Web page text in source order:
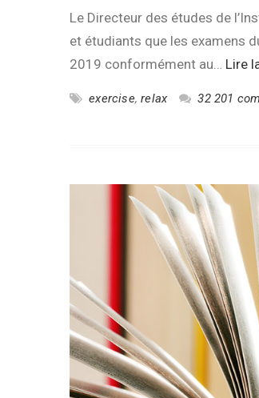
Le Directeur des études de
et étudiants que les examens
2019 conformément au… Lire
exercise,relax 32 201